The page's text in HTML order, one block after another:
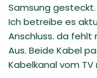
Samsung
Ich betreibe es
Anschluss. da
Aus. Beide Kabel
Kabelkanal vom